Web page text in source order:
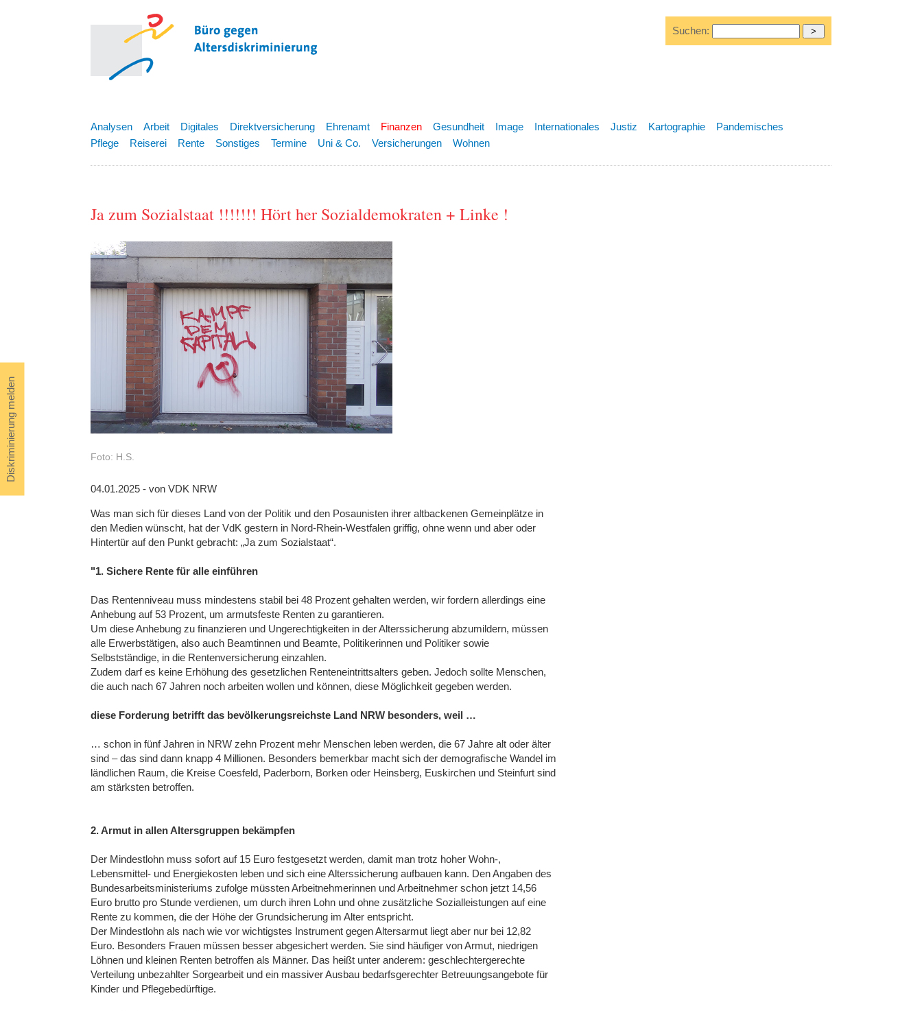
Diskriminierung melden
Suchen:
Analysen Arbeit Digitales Direktversicherung Ehrenamt Finanzen Gesundheit Image Internationales Justiz Kartographie
Pandemisches
Pflege
Reiserei Rente Sonstiges Termine Uni & Co. Versicherungen Wohnen
Ja zum Sozialstaat !!!!!!! Hört her Sozialdemokraten + Linke !
Foto: H.S.
04.01.2025 - von VDK NRW
Was man sich für dieses Land von der Politik und den Posaunisten ihrer altbackenen Gemeinplätze in
den Medien wünscht, hat der VdK gestern in Nord-Rhein-Westfalen griffig, ohne wenn und aber oder
Hintertür auf den Punkt gebracht: „Ja zum Sozialstaat“.
"1. Sichere Rente für alle einführen
Das Rentenniveau muss mindestens stabil bei 48 Prozent gehalten werden, wir fordern allerdings eine
Anhebung auf 53 Prozent, um armutsfeste Renten zu garantieren.
Um diese Anhebung zu finanzieren und Ungerechtigkeiten in der Alterssicherung abzumildern, müssen
alle Erwerbstätigen, also auch Beamtinnen und Beamte, Politikerinnen und Politiker sowie
Selbstständige, in die Rentenversicherung einzahlen.
Zudem darf es keine Erhöhung des gesetzlichen Renteneintrittsalters geben. Jedoch sollte Menschen,
die auch nach 67 Jahren noch arbeiten wollen und können, diese Möglichkeit gegeben werden.
diese Forderung betrifft das bevölkerungsreichste Land NRW besonders, weil …
… schon in fünf Jahren in NRW zehn Prozent mehr Menschen leben werden, die 67 Jahre alt oder älter
sind – das sind dann knapp 4 Millionen. Besonders bemerkbar macht sich der demografische Wandel im
ländlichen Raum, die Kreise Coesfeld, Paderborn, Borken oder Heinsberg, Euskirchen und Steinfurt sind
am stärksten betroffen.
2. Armut in allen Altersgruppen bekämpfen
Der Mindestlohn muss sofort auf 15 Euro festgesetzt werden, damit man trotz hoher Wohn-,
Lebensmittel- und Energiekosten leben und sich eine Alterssicherung aufbauen kann. Den Angaben des
Bundesarbeitsministeriums zufolge müssten Arbeitnehmerinnen und Arbeitnehmer schon jetzt 14,56
Euro brutto pro Stunde verdienen, um durch ihren Lohn und ohne zusätzliche Sozialleistungen auf eine
Rente zu kommen, die der Höhe der Grundsicherung im Alter entspricht.
Der Mindestlohn als nach wie vor wichtigstes Instrument gegen Altersarmut liegt aber nur bei 12,82
Euro. Besonders Frauen müssen besser abgesichert werden. Sie sind häufiger von Armut, niedrigen
Löhnen und kleinen Renten betroffen als Männer. Das heißt unter anderem: geschlechtergerechte
Verteilung unbezahlter Sorgearbeit und ein massiver Ausbau bedarfsgerechter Betreuungsangebote für
Kinder und Pflegebedürftige.